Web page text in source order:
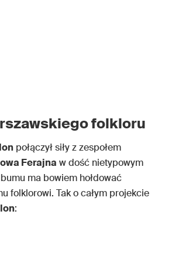
folkloru
połączył siły z zespołem
Ferajna w dość nietypowym
ma bowiem hołdować
folklorowi. Tak o całym projekcie
: